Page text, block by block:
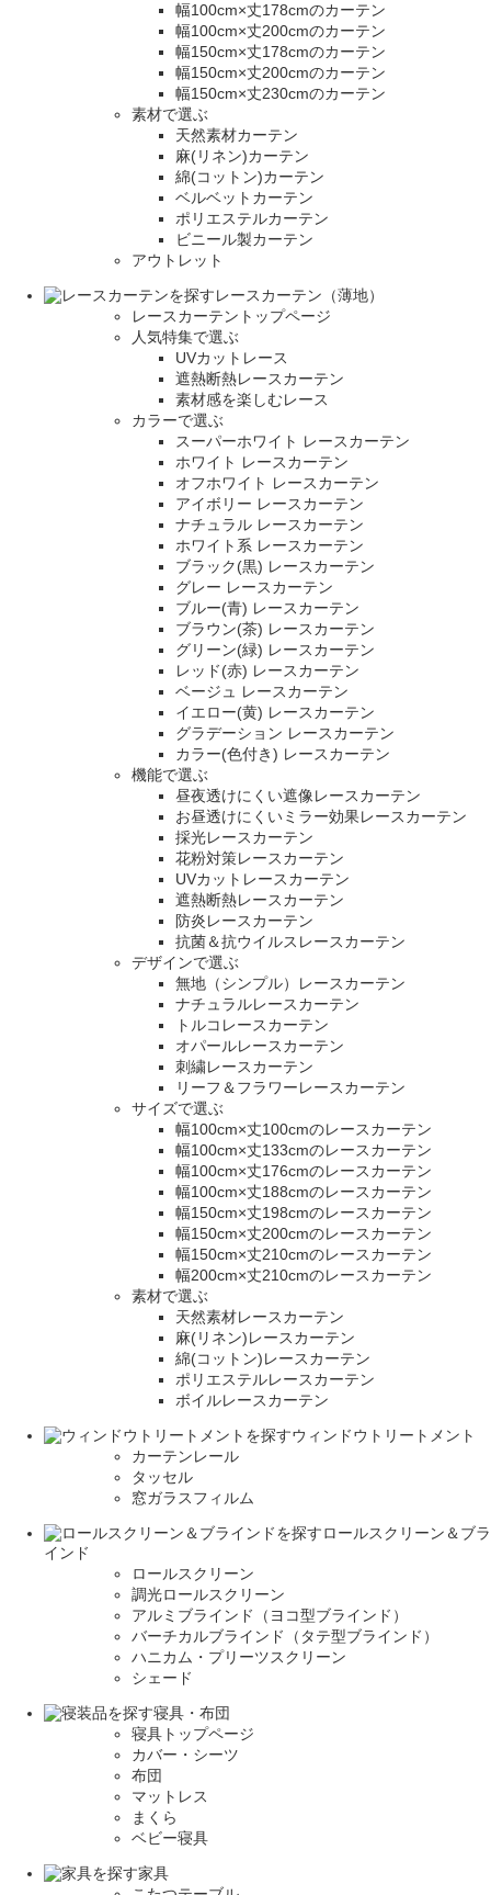
幅100cm×丈178cmのカーテン
幅100cm×丈200cmのカーテン
幅150cm×丈178cmのカーテン
幅150cm×丈200cmのカーテン
幅150cm×丈230cmのカーテン
素材で選ぶ
天然素材カーテン
麻(リネン)カーテン
綿(コットン)カーテン
ベルベットカーテン
ポリエステルカーテン
ビニール製カーテン
アウトレット
レースカーテン（薄地）
レースカーテントップページ
人気特集で選ぶ
UVカットレース
遮熱断熱レースカーテン
素材感を楽しむレース
カラーで選ぶ
スーパーホワイト レースカーテン
ホワイト レースカーテン
オフホワイト レースカーテン
アイボリー レースカーテン
ナチュラル レースカーテン
ホワイト系 レースカーテン
ブラック(黒) レースカーテン
グレー レースカーテン
ブルー(青) レースカーテン
ブラウン(茶) レースカーテン
グリーン(緑) レースカーテン
レッド(赤) レースカーテン
ベージュ レースカーテン
イエロー(黄) レースカーテン
グラデーション レースカーテン
カラー(色付き) レースカーテン
機能で選ぶ
昼夜透けにくい遮像レースカーテン
お昼透けにくいミラー効果レースカーテン
採光レースカーテン
花粉対策レースカーテン
UVカットレースカーテン
遮熱断熱レースカーテン
防炎レースカーテン
抗菌＆抗ウイルスレースカーテン
デザインで選ぶ
無地（シンプル）レースカーテン
ナチュラルレースカーテン
トルコレースカーテン
オパールレースカーテン
刺繍レースカーテン
リーフ＆フラワーレースカーテン
サイズで選ぶ
幅100cm×丈100cmのレースカーテン
幅100cm×丈133cmのレースカーテン
幅100cm×丈176cmのレースカーテン
幅100cm×丈188cmのレースカーテン
幅150cm×丈198cmのレースカーテン
幅150cm×丈200cmのレースカーテン
幅150cm×丈210cmのレースカーテン
幅200cm×丈210cmのレースカーテン
素材で選ぶ
天然素材レースカーテン
麻(リネン)レースカーテン
綿(コットン)レースカーテン
ポリエステルレースカーテン
ボイルレースカーテン
ウィンドウトリートメント
カーテンレール
タッセル
窓ガラスフィルム
ロールスクリーン＆ブラ
インド
ロールスクリーン
調光ロールスクリーン
アルミブラインド（ヨコ型ブラインド）
バーチカルブラインド（タテ型ブラインド）
ハニカム・プリーツスクリーン
シェード
寝具・布団
寝具トップページ
カバー・シーツ
布団
マットレス
まくら
ベビー寝具
家具